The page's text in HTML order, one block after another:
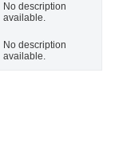
No description
available.
No description
available.